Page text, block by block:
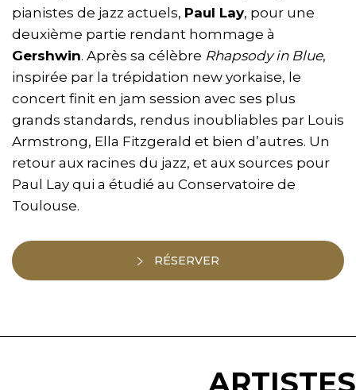
pianistes de jazz actuels, Paul Lay, pour une
deuxième partie rendant hommage à
Gershwin. Après sa célèbre Rhapsody in Blue,
inspirée par la trépidation new yorkaise, le
concert finit en jam session avec ses plus
grands standards, rendus inoubliables par Louis
Armstrong, Ella Fitzgerald et bien d’autres. Un
retour aux racines du jazz, et aux sources pour
Paul Lay qui a étudié au Conservatoire de
Toulouse.
RÉSERVER
ARTISTES